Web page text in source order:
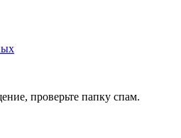
проверьте папку спам.